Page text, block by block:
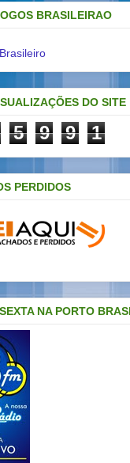
BRASILEIRAO
DO SITE
5 9 9 1
PERDIDOS
NA PORTO